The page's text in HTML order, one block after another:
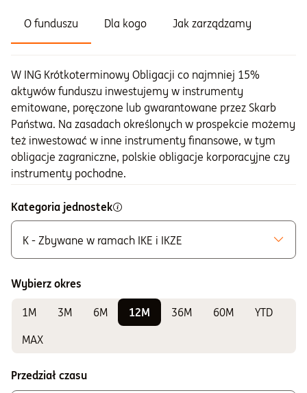
O funduszu Dla kogo Jak zarządzamy
W ING Krótkoterminowy Obligacji co najmniej 15%
aktywów funduszu inwestujemy w instrumenty
emitowane, poręczone lub gwarantowane przez Skarb
Państwa. Na zasadach określonych w prospekcie możemy
też inwestować w inne instrumenty finansowe, w tym
obligacje zagraniczne, polskie obligacje korporacyjne czy
instrumenty pochodne.
Kategoria jednostek
K - Zbywane w ramach IKE i IKZE
K - Zbywane w ramach IKE i IKZE
Do sprawdzania wyników
E - Zbywane w ramach PPE i PPI
P - Zbywane w ramach PSI
Wybierz okres
1M 3M 6M 12M 36M 60M
YTD
MAX
Przedział czasu